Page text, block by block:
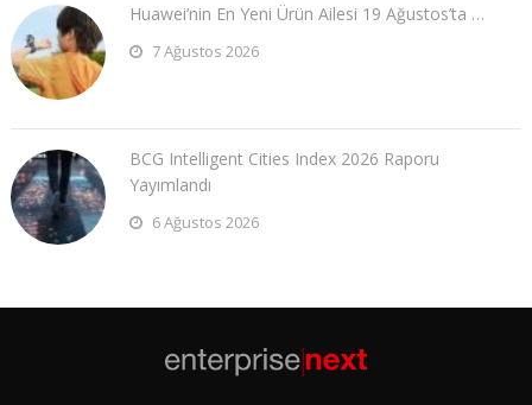
Huawei’nin En Yeni Ürün Ailesi 19 Ağustos’ta …
7 Ağustos 2026
BCG Intelligent Cities Index 2026 Raporu
Yayımlandı
6 Ağustos 2026